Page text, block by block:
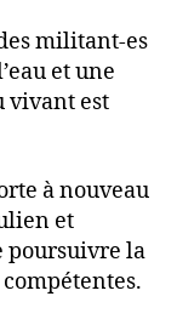
militant-es
et une
vivant est
à nouveau
et
poursuivre la